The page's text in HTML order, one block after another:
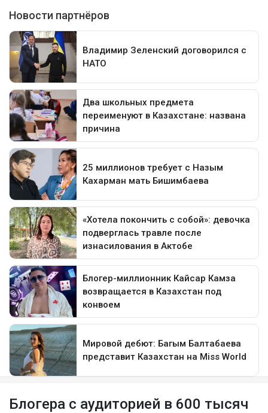
Блогера с аудиторией в 600 тысяч